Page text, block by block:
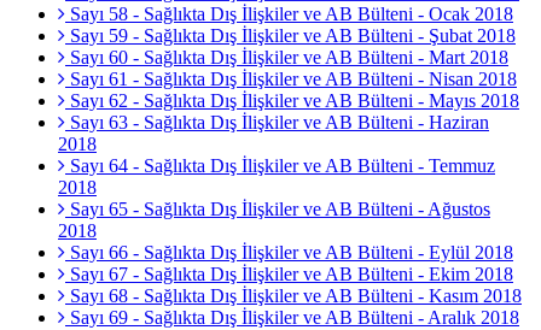
Sayı 58 - Sağlıkta Dış İlişkiler ve AB Bülteni - Ocak 2018
Sayı 59 - Sağlıkta Dış İlişkiler ve AB Bülteni - Şubat 2018
Sayı 60 - Sağlıkta Dış İlişkiler ve AB Bülteni - Mart 2018
Sayı 61 - Sağlıkta Dış İlişkiler ve AB Bülteni - Nisan 2018
Sayı 62 - Sağlıkta Dış İlişkiler ve AB Bülteni - Mayıs 2018
Sayı 63 - Sağlıkta Dış İlişkiler ve AB Bülteni - Haziran
2018
Sayı 64 - Sağlıkta Dış İlişkiler ve AB Bülteni - Temmuz
2018
Sayı 65 - Sağlıkta Dış İlişkiler ve AB Bülteni - Ağustos
2018
Sayı 66 - Sağlıkta Dış İlişkiler ve AB Bülteni - Eylül 2018
Sayı 67 - Sağlıkta Dış İlişkiler ve AB Bülteni - Ekim 2018
Sayı 68 - Sağlıkta Dış İlişkiler ve AB Bülteni - Kasım 2018
Sayı 69 - Sağlıkta Dış İlişkiler ve AB Bülteni - Aralık 2018